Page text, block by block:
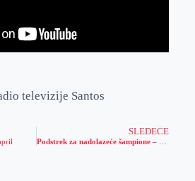
televizije Santos
SLEDEĆE